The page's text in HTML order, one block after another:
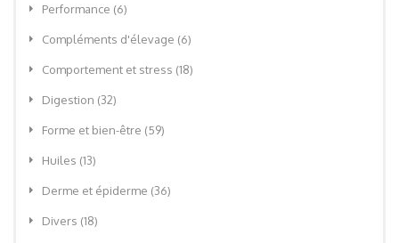
Performance (6)
Compléments d'élevage (6)
Comportement et stress (18)
Digestion (32)
Forme et bien-être (59)
Huiles (13)
Derme et épiderme (36)
Divers (18)